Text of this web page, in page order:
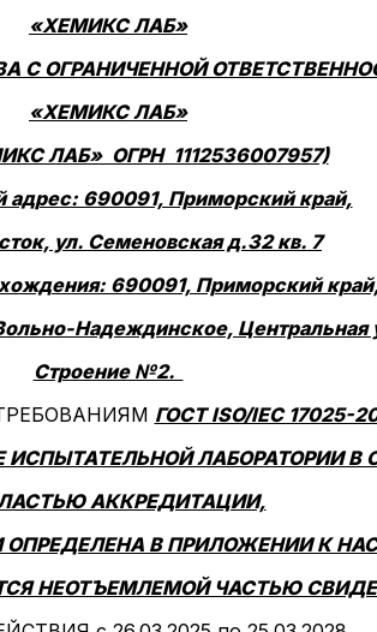
«ХЕМИКС ЛАБ»
С ОГРАНИЧЕННОЙ
«ХЕМИКС ЛАБ»
ЛАБ» ОГРН 1112536007957)
690091, Приморский край,
ул. Семеновская д.32 кв. 7
690091, Приморский
Надеждинское, Центральная
Строение №2.
ГОСТ ISO/IEC 17025-
ЛАБОРАТОРИИ В
АККРЕДИТАЦИИ,
ОПРЕДЕЛЕНА В ПРИЛОЖЕНИИ К
НЕОТЪЕМЛЕМОЙ ЧАСТЬЮ